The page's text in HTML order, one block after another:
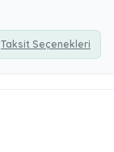
Taksit Seçenekleri